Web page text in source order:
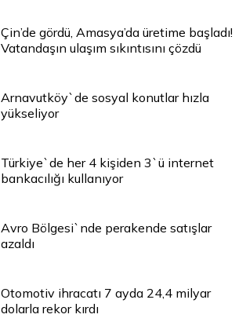
Çin’de gördü, Amasya’da üretime başladı!
Vatandaşın ulaşım sıkıntısını çözdü
Arnavutköy`de sosyal konutlar hızla
yükseliyor
Türkiye`de her 4 kişiden 3`ü internet
bankacılığı kullanıyor
Avro Bölgesi`nde perakende satışlar
azaldı
Otomotiv ihracatı 7 ayda 24,4 milyar
dolarla rekor kırdı